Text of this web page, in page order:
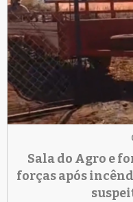
Sala do Agro e
forças após